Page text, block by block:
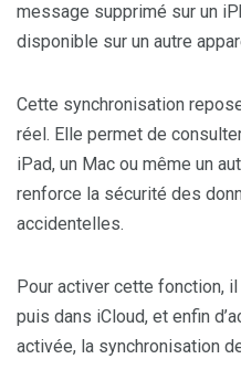
message supprimé sur un
disponible sur un autre
Cette synchronisation
réel. Elle permet de
iPad, un Mac ou même un
renforce la sécurité des
accidentelles.
Pour activer cette fonction,
puis dans iCloud, et enfin
activée, la synchronisation